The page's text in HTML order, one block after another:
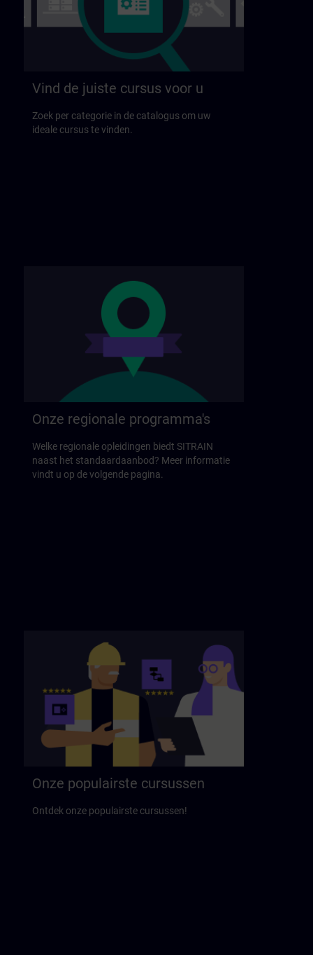
Vind de juiste cursus voor u
Zoek per categorie in de catalogus om uw
ideale cursus te vinden.
Onze regionale programma's
Welke regionale opleidingen biedt SITRAIN
naast het standaardaanbod? Meer informatie
vindt u op de volgende pagina.
Onze populairste cursussen
Ontdek onze populairste cursussen!